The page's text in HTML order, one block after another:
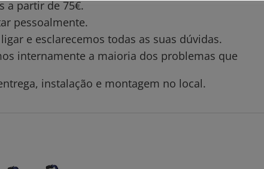
a partir de 75€.
pessoalmente.
e esclarecemos todas as suas dúvidas.
internamente a maioria dos problemas que
instalação e montagem no local.